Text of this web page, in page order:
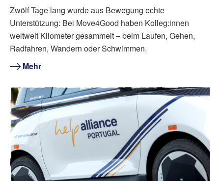
Zwölf Tage lang wurde aus Bewegung echte
Unterstützung: Bei Move4Good haben Kolleg:innen
weltweit Kilometer gesammelt – beim Laufen, Gehen,
Radfahren, Wandern oder Schwimmen.
Mehr